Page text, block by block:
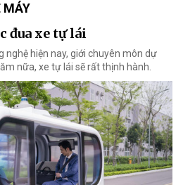
MÁY
đua xe tự lái
nghệ hiện nay, giới chuyên môn dự
nữa, xe tự lái sẽ rất thịnh hành.